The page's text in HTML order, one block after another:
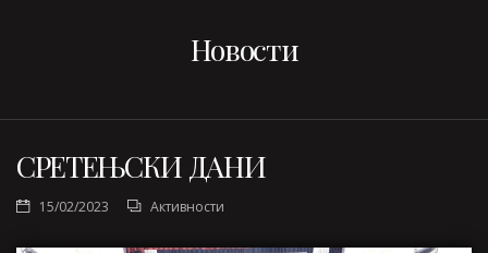
Новости
СРЕТЕЊСКИ ДАНИ
15/02/2023 Активности